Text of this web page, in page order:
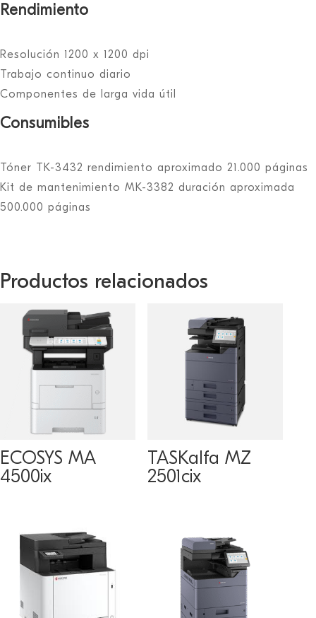
Rendimiento
Resolución 1200 x 1200 dpi
Trabajo continuo diario
Componentes de larga vida útil
Consumibles
Tóner TK-3432 rendimiento aproximado 21.000 páginas
Kit de mantenimiento MK-3382 duración aproximada
500.000 páginas
Productos relacionados
ECOSYS MA
4500ix
TASKalfa MZ
2501cix